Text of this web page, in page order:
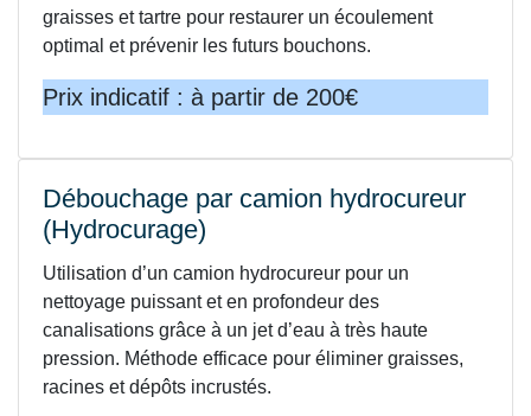
graisses et tartre pour restaurer un écoulement
optimal et prévenir les futurs bouchons.
Prix indicatif : à partir de 200€
Débouchage par camion hydrocureur
(Hydrocurage)
Utilisation d’un camion hydrocureur pour un
nettoyage puissant et en profondeur des
canalisations grâce à un jet d’eau à très haute
pression. Méthode efficace pour éliminer graisses,
racines et dépôts incrustés.